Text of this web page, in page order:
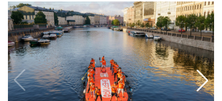
Афиша
Книги
Выставки
Пресс-
релизы
О
Metro